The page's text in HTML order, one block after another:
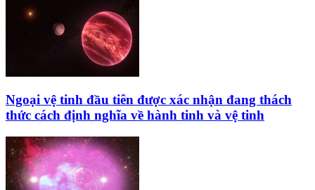
Ngoại vệ tinh đầu tiên được xác nhận đang thách
thức cách định nghĩa về hành tinh và vệ tinh